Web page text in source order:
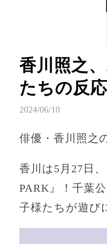
香川照之
たちの反
2024/06/10
俳優・香川照之
香川は5月27日
PARK』！千葉
子様たちが遊び